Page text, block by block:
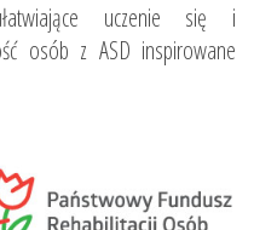
uczenie się i
osób z ASD inspirowane